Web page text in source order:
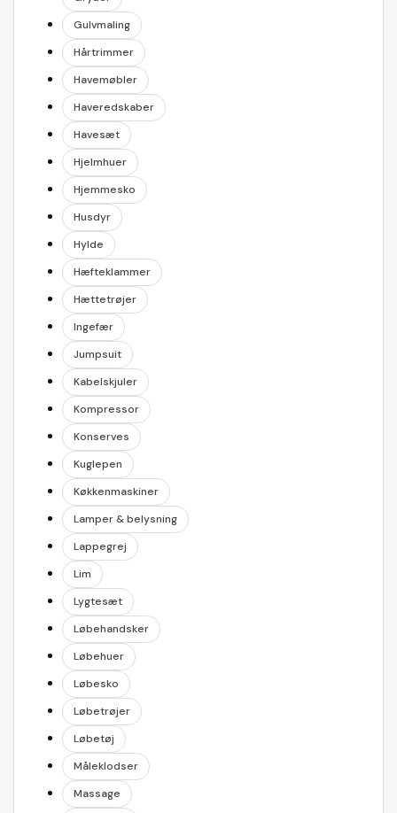
Gulvmaling
Hårtrimmer
Havemøbler
Haveredskaber
Havesæt
Hjelmhuer
Hjemmesko
Husdyr
Hylde
Hæfteklammer
Hættetrøjer
Ingefær
Jumpsuit
Kabelskjuler
Kompressor
Konserves
Kuglepen
Køkkenmaskiner
Lamper & belysning
Lappegrej
Lim
Lygtesæt
Løbehandsker
Løbehuer
Løbesko
Løbetrøjer
Løbetøj
Måleklodser
Massage